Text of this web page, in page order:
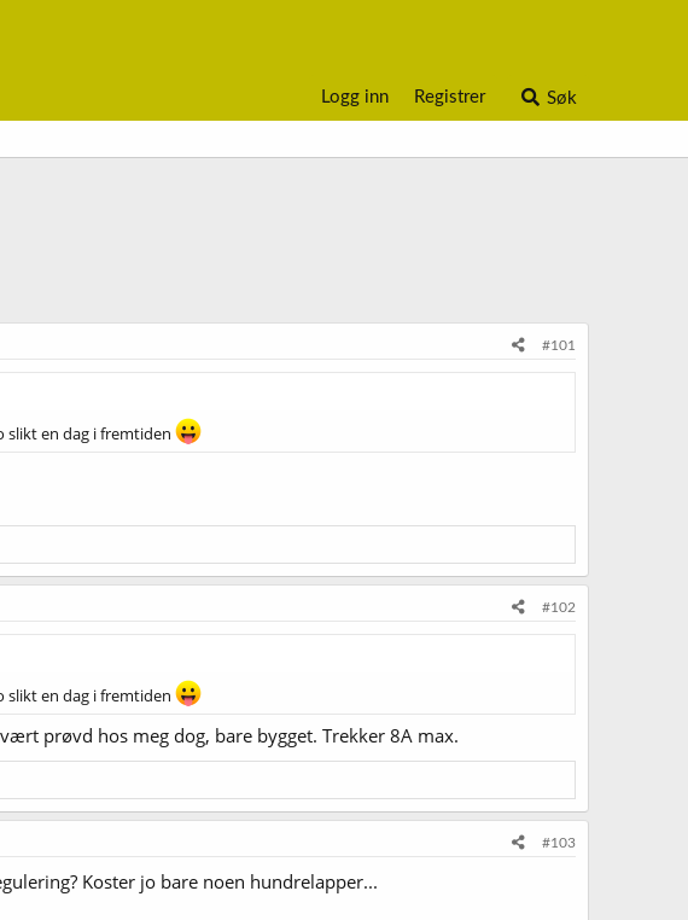
Logg inn Registrer Søk
#101
slikt en dag i fremtiden
#102
slikt en dag i fremtiden
prøvd hos meg dog, bare bygget. Trekker 8A max.
#103
Koster jo bare noen hundrelapper...